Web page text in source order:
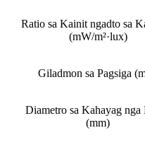
Ratio sa Kainit ngadto sa
(mW/m²·lux)
Giladmon sa Pagsiga
Diametro sa Kahayag nga
(mm)